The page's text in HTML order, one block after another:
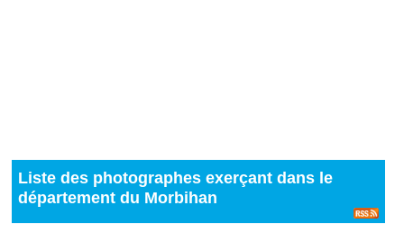
Liste des photographes exerçant dans le
département du Morbihan